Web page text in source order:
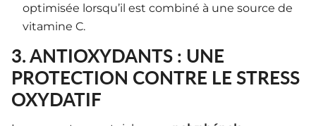
optimisée lorsqu’il est combiné à une source de
vitamine C.
3. ANTIOXYDANTS : UNE
PROTECTION CONTRE LE STRESS
OXYDATIF